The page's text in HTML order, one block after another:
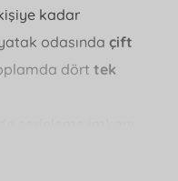
kadar
odasında çift
dört tek
metre genişliğinde,